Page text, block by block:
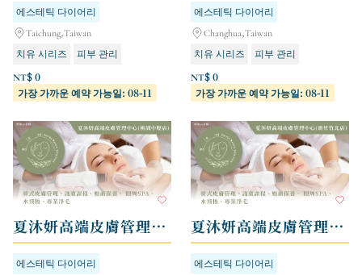
에스테틱 다이어리
Taichung,Taiwan
치유 시리즈
피부 관리
NT$ 0
가장 가까운 예약 가능일: 08-11
에스테틱 다이어리
Changhua,Taiwan
치유 시리즈
피부 관리
NT$ 0
가장 가까운 예약 가능일: 08-11
夏沐妍高端皮膚管理中心 - 桃園中壢店
에스테틱 다이어리
夏沐妍高端皮膚管理中心 - 新竹竹北店
에스테틱 다이어리